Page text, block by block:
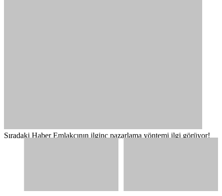
Sıradaki Haber Emlakçının ilginç pazarlama yöntemi ilgi görüyor!